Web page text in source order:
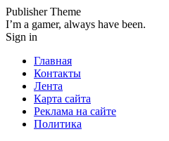
Publisher Theme
I’m a gamer, always have been.
Sign in
Главная
Контакты
Лента
Карта сайта
Реклама на сайте
Политика